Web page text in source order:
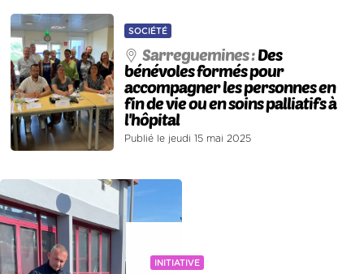
SOCIÉTÉ
Sarreguemines :Des
bénévoles formés pour
accompagner les personnes en
fin de vie ou en soins palliatifs à
l'hôpital
Publié le jeudi 15 mai 2025
INITIATIVE